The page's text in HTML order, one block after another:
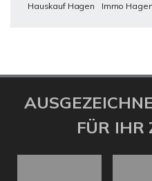
Hauskauf Hagen
Immo Hagen
FÜR IHR